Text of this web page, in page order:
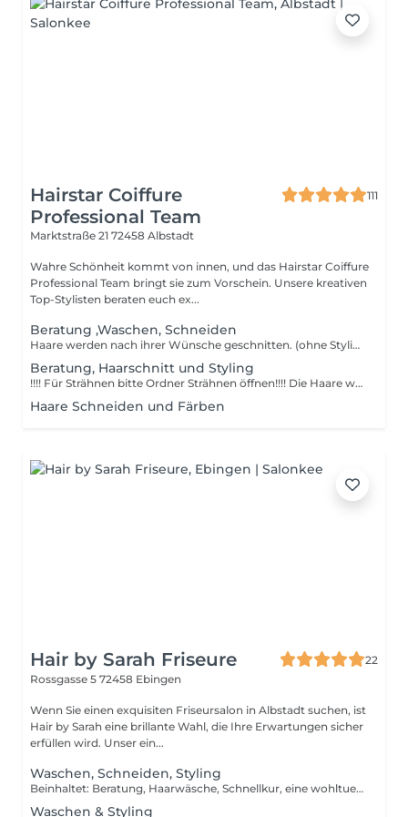
Hairstar Coiffure
Professional Team
111
Marktstraße 21 72458 Albstadt
Wahre Schönheit kommt von innen, und das Hairstar Coiffure
Professional Team bringt sie zum Vorschein. Unsere kreativen
Top-Stylisten beraten euch ex...
Beratung ,Waschen, Schneiden
Haare werden nach ihrer Wünsche geschnitten. (ohne Styling) Preise können vor Ort variieren.
Beratung, Haarschnitt und Styling
!!!! Für Strähnen bitte Ordner Strähnen öffnen!!!! Die Haare werden mit Markenprodukten gewaschen z.B. (Olaplex,Wella), gepflegt. Der Haarschnitt wird nach Ihren Vorstellungen und Ihren Proportionen angepasst. Die Haare werden durch Thermospray geschützt und nach Ihrem Wunsch gestylt, z.B. mit Rundbürste, Glätteisen, Lockenstab. Styling-Tipps für den Alltag sind in unserem Interesse. Preise können vor Ort variieren.
Haare Schneiden und Färben
Hair by Sarah Friseure
22
Rossgasse 5 72458 Ebingen
Wenn Sie einen exquisiten Friseursalon in Albstadt suchen, ist
Hair by Sarah eine brillante Wahl, die Ihre Erwartungen sicher
erfüllen wird. Unser ein...
Waschen, Schneiden, Styling
Beinhaltet: Beratung, Haarwäsche, Schnellkur, eine wohltuende Massage, Haarschnitt & Styling. Bei einer individuellen Typberatung ermitteln wir Deine Wünsche und finden gemeinsam den perfekten Haarschnitt für Dich. ---> Zu jeder Behandlung bieten wir dir unser exklusives OLAPLEX REBUILD TREATMENT an. Dies kannst Du ganz unkompliziert unter der Olaplex Kategorie dazu buchen.
Waschen & Styling